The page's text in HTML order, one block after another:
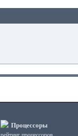
Процессоры